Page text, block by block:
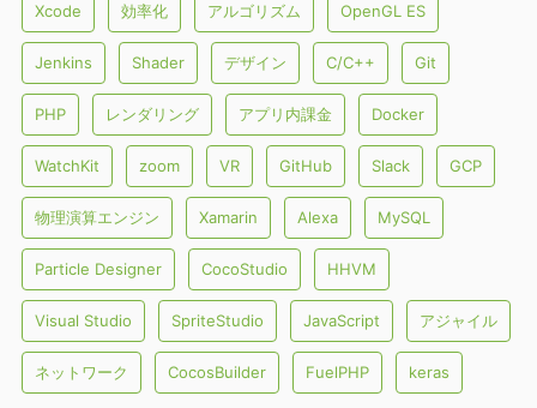
Xcode 効率化 アルゴリズム OpenGL ES
Jenkins Shader デザイン C/C++ Git
PHP レンダリング アプリ内課金 Docker
WatchKit zoom VR GitHub Slack GCP
物理演算エンジン Xamarin Alexa MySQL
Particle Designer CocoStudio HHVM
Visual Studio SpriteStudio JavaScript アジャイル
ネットワーク CocosBuilder FuelPHP keras